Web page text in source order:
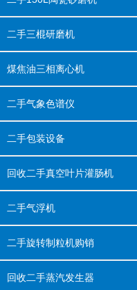
二手三棍研磨机
煤焦油三相离心机
二手气象色谱仪
二手包装设备
回收二手真空叶片灌肠机
二手气浮机
二手旋转制粒机购销
回收二手蒸汽发生器